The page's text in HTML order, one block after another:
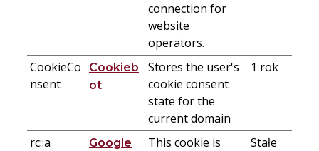
connection for
website
operators.
CookieCo
nsent
Cookieb
ot
Stores the user's
cookie consent
state for the
current domain
1 rok
rc::a Google
This cookie is
Stałe